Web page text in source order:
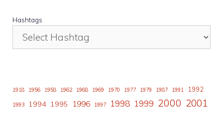
Hashtags
1918 1956 1958 1962 1968 1969 1970 1977 1979 1987 1991 1992
1993 1994 1995 1996 1997 1998 1999 2000 2001